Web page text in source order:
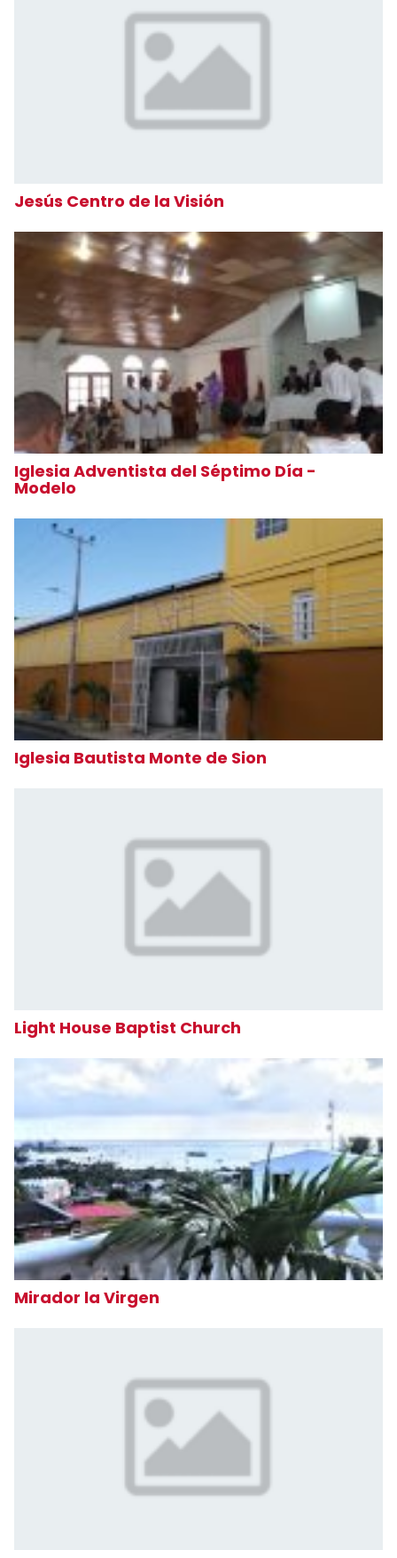
Jesús Centro de la Visión
Iglesia Adventista del Séptimo Día -
Modelo
Iglesia Bautista Monte de Sion
Light House Baptist Church
Mirador la Virgen